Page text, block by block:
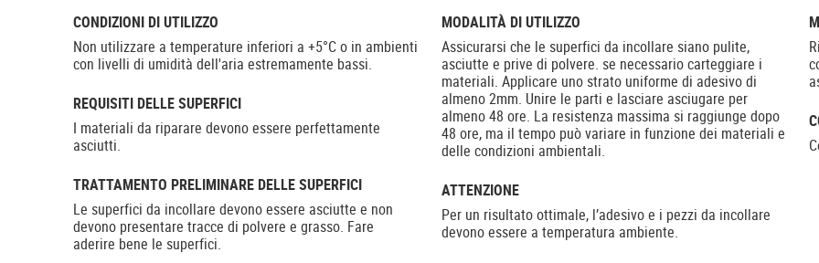
CONDIZIONI DI UTILIZZO
Non utilizzare a temperature inferiori a +5°C o in ambienti
con livelli di umidità dell'aria estremamente bassi.
REQUISITI DELLE SUPERFICI
I materiali da riparare devono essere perfettamente
asciutti.
TRATTAMENTO PRELIMINARE DELLE SUPERFICI
Le superfici da incollare devono essere asciutte e non
devono presentare tracce di polvere e grasso. Fare
aderire bene le superfici.
MODALITÀ DI UTILIZZO
Assicurarsi che le superfici da incollare siano pulite,
asciutte e prive di polvere. se necessario carteggiare i
materiali. Applicare uno strato uniforme di adesivo di
almeno 2mm. Unire le parti e lasciare asciugare per
almeno 48 ore. La resistenza massima si raggiunge dopo
48 ore, ma il tempo può variare in funzione dei materiali e
delle condizioni ambientali.
ATTENZIONE
Per un risultato ottimale, l’adesivo e i pezzi da incollare
devono essere a temperatura ambiente.